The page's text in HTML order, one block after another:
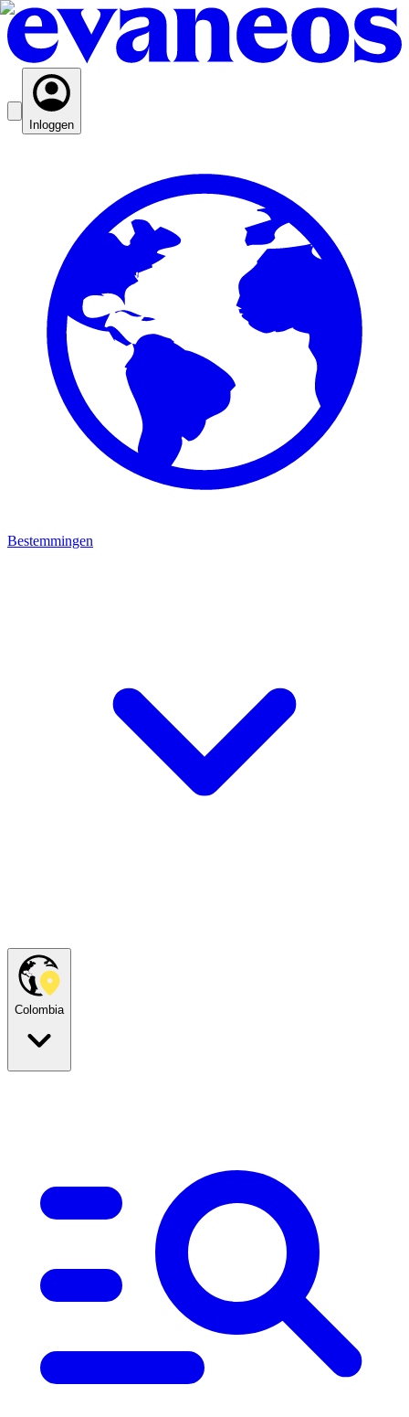
Inloggen
Bestemmingen
Colombia